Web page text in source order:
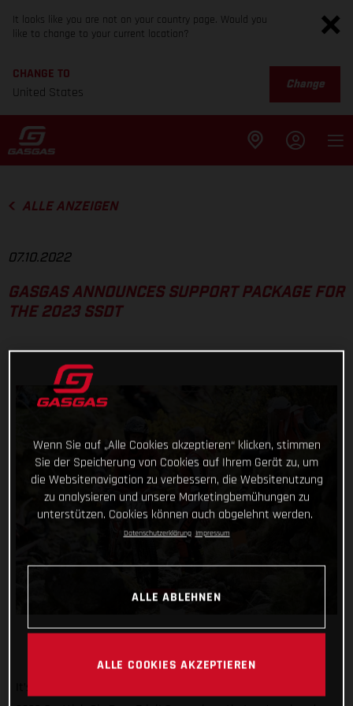
It looks like you are not on your country page. Would you
like to change to your current location?
CHANGE TO
United States
Change
ALLE ANZEIGEN
07.10.2022
GASGAS ANNOUNCES SUPPORT PACKAGE FOR
THE 2023 SSDT
Wenn Sie auf „Alle Cookies akzeptieren“ klicken, stimmen
Sie der Speicherung von Cookies auf Ihrem Gerät zu, um
die Websitenavigation zu verbessern, die Websitenutzung
zu analysieren und unsere Marketingbemühungen zu
unterstützen. Cookies können auch abgelehnt werden.
Datenschutzerklärung Impressum
ALLE ABLEHNEN
ALLE COOKIES AKZEPTIEREN